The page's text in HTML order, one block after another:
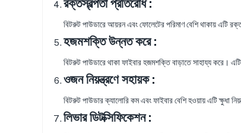
রক্তস্বল্পতা প্রতিরোধ :
বিটরুট পাউডারে আয়রন এবং ফোলেটের পরিমাণ বেশি থাকায় এটি
হজমশক্তি উন্নত করে :
বিটরুট পাউডারে থাকা ফাইবার হজমশক্তি বাড়াতে সাহায্য করে।
ওজন নিয়ন্ত্রণে সহায়ক :
বিটরুট পাউডার ক্যালোরি কম এবং ফাইবার বেশি হওয়ায় এটি ক্ষুধা
লিভার ডিটক্সিফিকেশন :